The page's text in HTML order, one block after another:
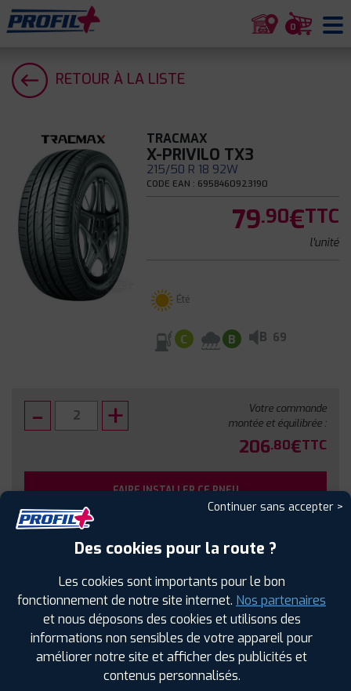
0
RETOUR À LA LISTE
TRACMAX
X-PRIVILO TX3
215/50 R 18 92W
CODE EAN : 6958460923190
79.90€TTC
l'unité
Été
C B B 69
Votre commande
montée et équilibrée :
206.80€TTC
FAIRE INSTALLER CE PNEU
Sous réserve de disponibilité en agence
SPÉCIFICATIONS AVIS CLIENTS ÉTIQUETAGE
Étiquetage
Continuer sans accepter >
Des cookies pour la route ?
Les cookies sont importants pour le bon
fonctionnement de notre site internet. Nos partenaires
et nous déposons des cookies et utilisons des
informations non sensibles de votre appareil pour
améliorer notre site et afficher des publicités et
contenus personnalisés.